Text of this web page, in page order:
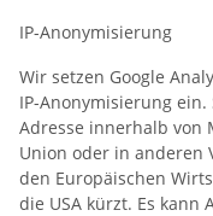
IP-Anonymisierung
Wir setzen Google
IP-Anonymisierung ein.
Adresse innerhalb von
Union oder in anderen
den Europäischen
die USA kürzt. Es kann